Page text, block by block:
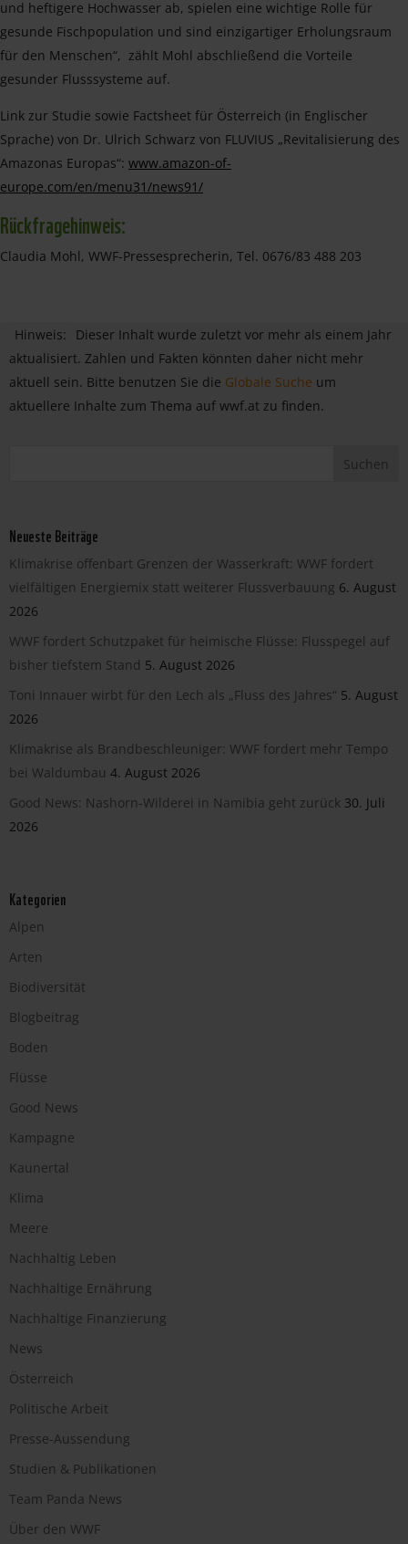
und heftigere Hochwasser ab, spielen eine wichtige Rolle für
gesunde Fischpopulation und sind einzigartiger Erholungsraum
für den Menschen“, zählt Mohl abschließend die Vorteile
gesunder Flusssysteme auf.
Link zur Studie sowie Factsheet für Österreich (in Englischer
Sprache) von Dr. Ulrich Schwarz von FLUVIUS „Revitalisierung des
Amazonas Europas“: www.amazon-of-
europe.com/en/menu31/news91/
Rückfragehinweis:
Claudia Mohl, WWF-Pressesprecherin, Tel. 0676/83 488 203
Hinweis:
Dieser Inhalt wurde zuletzt vor mehr als einem Jahr
aktualisiert. Zahlen und Fakten könnten daher nicht mehr
aktuell sein. Bitte benutzen Sie die Globale Suche um
aktuellere Inhalte zum Thema auf wwf.at zu finden.
Neueste Beiträge
Klimakrise offenbart Grenzen der Wasserkraft: WWF fordert
vielfältigen Energiemix statt weiterer Flussverbauung 6. August
2026
WWF fordert Schutzpaket für heimische Flüsse: Flusspegel auf
bisher tiefstem Stand 5. August 2026
Toni Innauer wirbt für den Lech als „Fluss des Jahres“ 5. August
2026
Klimakrise als Brandbeschleuniger: WWF fordert mehr Tempo
bei Waldumbau 4. August 2026
Good News: Nashorn-Wilderei in Namibia geht zurück 30. Juli
2026
Kategorien
Alpen
Arten
Biodiversität
Blogbeitrag
Boden
Flüsse
Good News
Kampagne
Kaunertal
Klima
Meere
Nachhaltig Leben
Nachhaltige Ernährung
Nachhaltige Finanzierung
News
Österreich
Politische Arbeit
Presse-Aussendung
Studien & Publikationen
Team Panda News
Über den WWF